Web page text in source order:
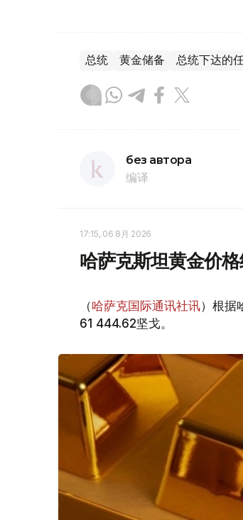
总统 黄金储备 总统下达的
без автора
编译
17:15, 06 8月 2026
哈萨克斯坦黄金价
（哈萨克国际通讯社讯）根据
61 444.62坚戈。